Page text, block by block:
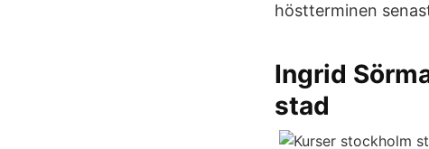
höstterminen
Ingrid
stad